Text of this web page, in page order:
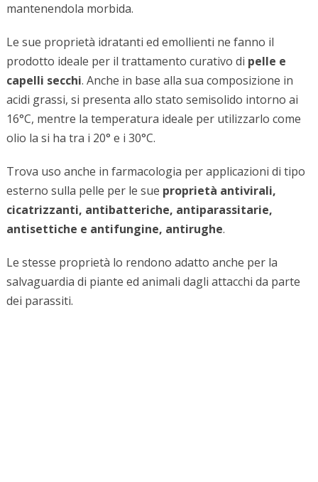
mantenendola morbida.
Le sue proprietà idratanti ed emollienti ne fanno il
prodotto ideale per il trattamento curativo di pelle e
capelli secchi. Anche in base alla sua composizione in
acidi grassi, si presenta allo stato semisolido intorno ai
16°C, mentre la temperatura ideale per utilizzarlo come
olio la si ha tra i 20° e i 30°C.
Trova uso anche in farmacologia per applicazioni di tipo
esterno sulla pelle per le sue proprietà antivirali,
cicatrizzanti, antibatteriche, antiparassitarie,
antisettiche e antifungine, antirughe.
Le stesse proprietà lo rendono adatto anche per la
salvaguardia di piante ed animali dagli attacchi da parte
dei parassiti.